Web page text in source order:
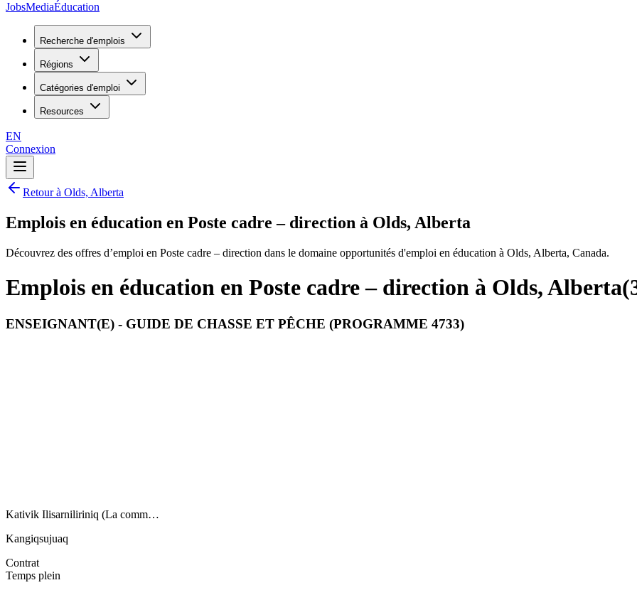
JobsMediaÉducation
Recherche d'emplois
Régions
Catégories d'emploi
Resources
EN
Connexion
Retour à Olds, Alberta
Emplois en éducation en Poste cadre – direction à Olds, Alberta
Découvrez des offres d’emploi en Poste cadre – direction dans le domaine opportunités d'emploi en éducation à Olds, Alberta, Canada.
Emplois en éducation en Poste cadre – direction à Olds, Alberta(
ENSEIGNANT(E) - GUIDE DE CHASSE ET PÊCHE (PROGRAMME 4733)
Kativik Ilisarniliriniq (La comm…
Kangiqsujuaq
Contrat
Temps plein